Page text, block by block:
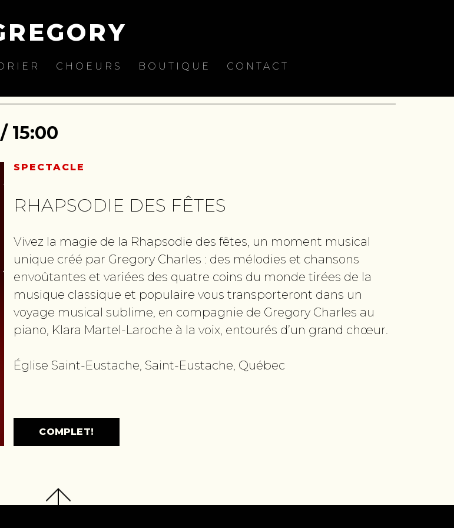
CHOEURS BOUTIQUE CONTACT
15:00
SPECTACLE
RHAPSODIE DES FÊTES
Vivez la magie de la Rhapsodie des fêtes, un moment musical
unique créé par Gregory Charles : des mélodies et chansons
envoûtantes et variées des quatre coins du monde tirées de la
musique classique et populaire vous transporteront dans un
voyage musical sublime, en compagnie de Gregory Charles au
piano, Klara Martel-Laroche à la voix, entourés d’un grand chœur.
Église Saint-Eustache, Saint-Eustache, Québec
COMPLET!